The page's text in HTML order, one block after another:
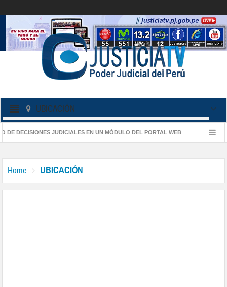
UBICACIÓN
DECISIONES JUDICIALES EN UN MÓDULO DEL PORTAL WEB
Home UBICACIÓN